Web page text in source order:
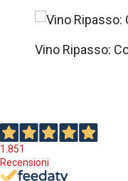
Vino Ripasso:
1.851
Recensioni